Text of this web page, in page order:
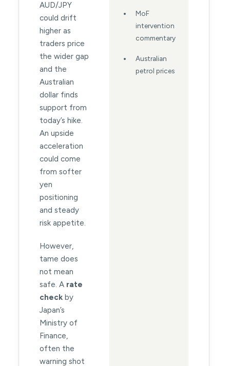
AUD/JPY
could drift
higher as
traders price
the wider gap
and the
Australian
dollar finds
support from
today’s hike.
An upside
acceleration
could come
from softer
yen
positioning
and steady
risk appetite.
However,
tame does
not mean
safe. A rate
checkby
Japan’s
Ministry of
Finance,
often the
warning shot
MoF
intervention
commentary
Australian
petrol prices